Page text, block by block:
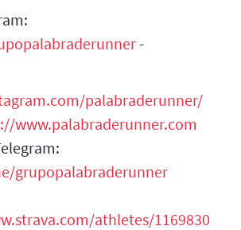
-
palabraderunner/
www.palabraderunner.com
grupopalabraderunner
athletes/1169830